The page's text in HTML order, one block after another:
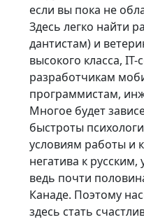
если вы пока не
Здесь легко найти
дантистам) и
высокого класса,
разработчикам
программистам,
Многое будет
быстроты
условиям работы и
негатива к
ведь почти
Канаде. Поэтому
здесь стать